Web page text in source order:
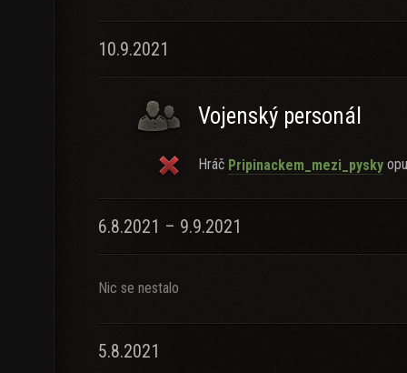
10.9.2021
Vojenský personál
Hráč Pripinackem_mezi_pysky
6.8.2021 – 9.9.2021
Nic se nestalo
5.8.2021